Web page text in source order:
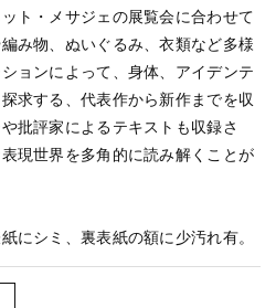
ト・メサジェの展覧会に合わせて
み物、ぬいぐるみ、衣類など多様
ョンによって、身体、アイデンテ
求する、代表作から新作までを収
批評家によるテキストも収録さ
現世界を多角的に読み解くことが
にシミ、裏表紙の額に少汚れ有。